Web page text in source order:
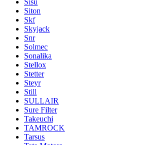
Sisu
Siton
Skf
Skyjack
Snr
Solmec
Sonalika
Stellox
Stetter
Steyr
Still
SULLAIR
Sure Filter
Takeuchi
TAMROCK
Tarsus